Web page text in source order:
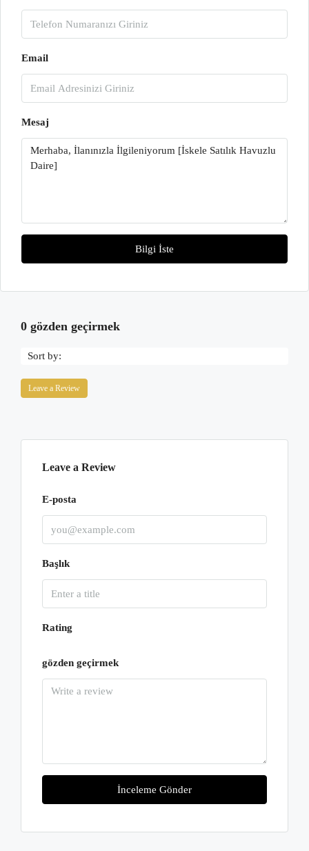
Email
Mesaj
Bilgi İste
0 gözden geçirmek
Sort by:
Leave a Review
Leave a Review
E-posta
Başlık
Rating
gözden geçirmek
İnceleme Gönder